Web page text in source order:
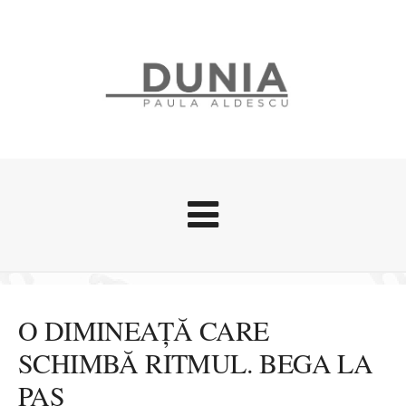
Stari afective
Zice Dunia
Călătorii
O DIMINEAȚĂ CARE
SCHIMBĂ RITMUL. BEGA LA
PAS